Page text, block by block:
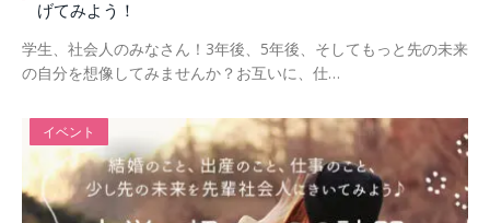
げてみよう！
学生、社会人のみなさん！3年後、5年後、そしてもっと先の未来
の自分を想像してみませんか？お互いに、仕…
イベント